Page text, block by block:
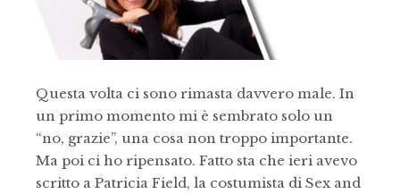
Questa volta ci sono rimasta davvero male. In
un primo momento mi è sembrato solo un
“no, grazie”, una cosa non troppo importante.
Ma poi ci ho ripensato. Fatto sta che ieri avevo
scritto a Patricia Field, la costumista di Sex and